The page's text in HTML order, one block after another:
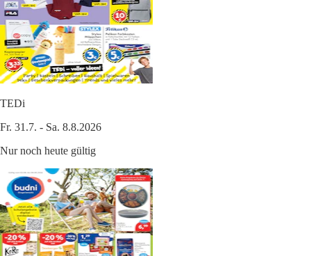
TEDi
Fr. 31.7. - Sa. 8.8.2026
Nur noch heute gültig